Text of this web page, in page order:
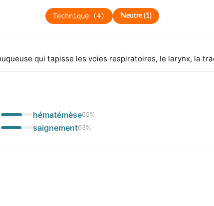
Technique (4) Neutre(1)
qui tapisse les voies respiratoires, le larynx, la
hématémèse65%
saignement63%